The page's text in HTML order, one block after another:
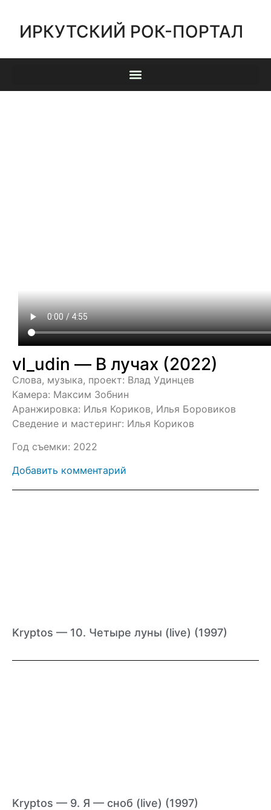
ИРКУТСКИЙ РОК-ПОРТАЛ
vl_udin — В лучах (2022)
Слова, музыка, проект: Влад Удинцев
Камера: Максим Зобнин
Аранжировка: Илья Кориков, Илья Боровиков
Сведение и мастеринг: Илья Кориков
Год съемки: 2022
Добавить комментарий
Kryptos — 10. Четыре луны (live) (1997)
Kryptos — 9. Я — сноб (live) (1997)